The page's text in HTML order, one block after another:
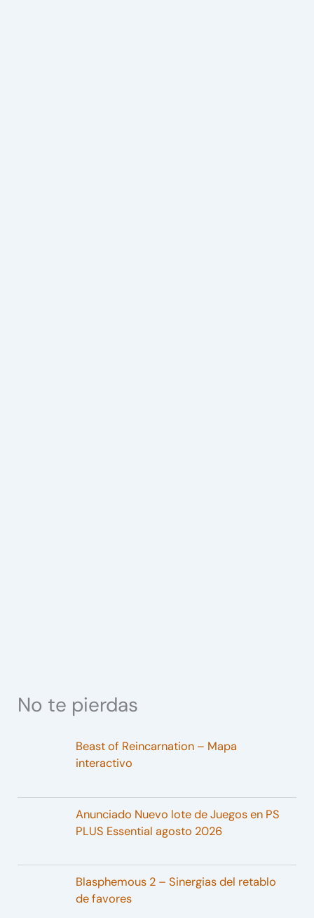
No te pierdas
Beast of Reincarnation – Mapa
interactivo
Anunciado Nuevo lote de Juegos en PS
PLUS Essential agosto 2026
Blasphemous 2 – Sinergias del retablo
de favores